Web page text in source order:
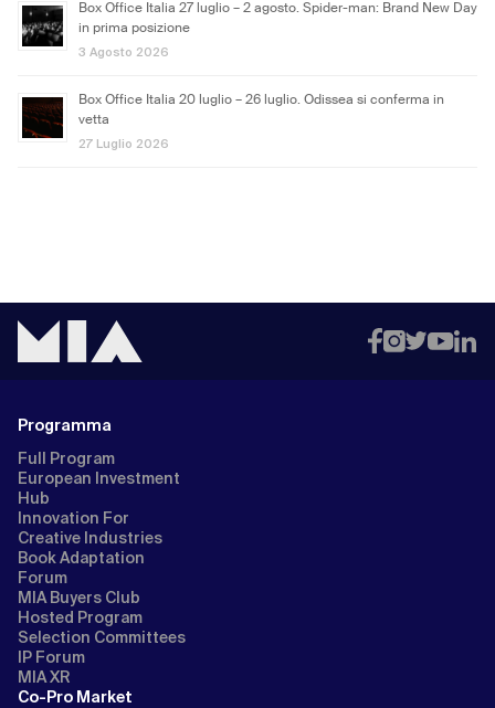
Box Office Italia 27 luglio – 2 agosto. Spider-man: Brand New Day
in prima posizione
3 Agosto 2026
Box Office Italia 20 luglio – 26 luglio. Odissea si conferma in
vetta
27 Luglio 2026
Programma
Full Program
European Investment
Hub
Innovation For
Creative Industries
Book Adaptation
Forum
MIA Buyers Club
Hosted Program
Selection Committees
IP Forum
MIA XR
Co-Pro Market